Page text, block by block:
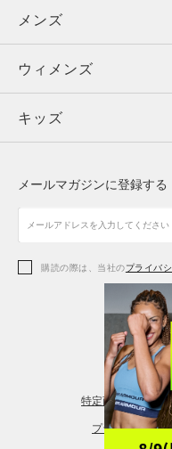
メンズ
ウィメンズ
キッズ
アクセサリー
メンズ
トップス
ボトムス
アクセサリー
ウィメンズ
トップス
シューズ
アクセサリー
レギンス＆タイツ
キッズ
シューズ
メールマガジンに登録する
購読の際は、当社のプライバ
特定商取引法に基
プライバシーポ